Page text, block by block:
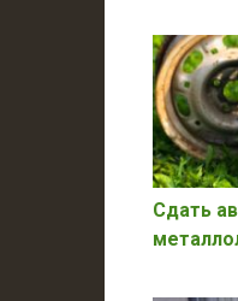
Сдать